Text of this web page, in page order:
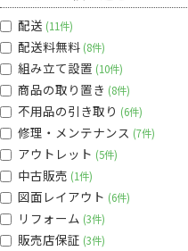
配送 11件
配送料無料 8件
組み立て設置 10件
商品の取り置き 8件
不用品の引き取り 6件
修理・メンテナンス 7件
アウトレット 5件
中古販売 1件
図面レイアウト 6件
リフォーム 3件
販売店保証 3件